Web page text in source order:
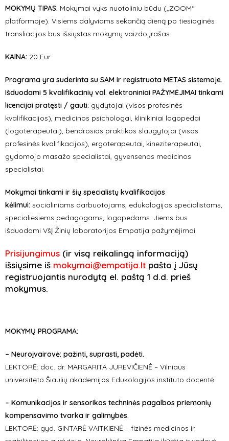
MOKYMŲ TIPAS: Mokymai vyks nuotoliniu būdu („ZOOM“
platformoje). Visiems dalyviams sekančią dieną po tiesioginės
transliacijos bus išsiųstas mokymų vaizdo įrašas.
KAINA: 20 Eur
Programa yra suderinta su SAM ir registruota METAS sistemoje.
Išduodami 5 kvalifikacinių val. elektroniniai PAŽYMĖJIMAI tinkami
licencijai pratęsti / gauti: gydytojai (visos profesinės
kvalifikacijos), medicinos psichologai, klinikiniai logopedai
(logoterapeutai), bendrosios praktikos slaugytojai (visos
profesinės kvalifikacijos), ergoterapeutai, kineziterapeutai,
gydomojo masažo specialistai, gyvensenos medicinos
specialistai.
Mokymai tinkami ir šių specialistų kvalifikacijos
kėlimui: socialiniams darbuotojams, edukologijos specialistams,
specialiesiems pedagogams, logopedams. Jiems bus
išduodami VšĮ Žinių laboratorijos Empatija pažymėjimai.
Prisijungimus (ir visą reikalingą informaciją)
išsiųsime iš mokymai@empatija.lt pašto į Jūsų
registruojantis nurodytą el. paštą 1 d.d. prieš
mokymus.
MOKYMŲ PROGRAMA:
– Neuroįvairovė: pažinti, suprasti, padėti.
LEKTORĖ: doc. dr. MARGARITA JUREVIČIENĖ – Vilniaus
universiteto Šiaulių akademijos Edukologijos instituto docentė.
– Komunikacijos ir sensorikos techninės pagalbos priemonių
kompensavimo tvarka ir galimybės.
LEKTORĖ: gyd. GINTARĖ VAITKIENĖ – fizinės medicinos ir